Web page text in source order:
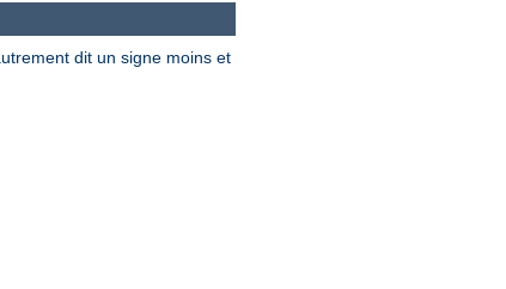
dit un signe moins et